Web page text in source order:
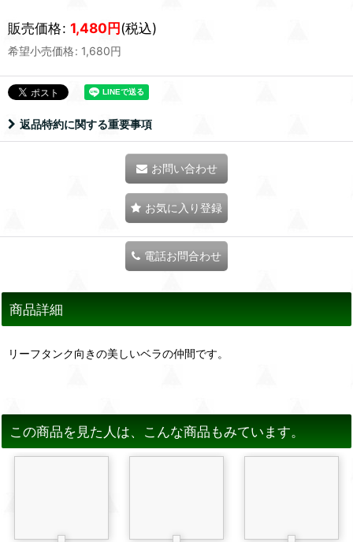
販売価格: 1,480円(税込)
希望小売価格: 1,680円
返品特約に関する重要事項
お問い合わせ
お気に入り登録
電話お問合わせ
商品詳細
リーフタンク向きの美しいベラの仲間です。
この商品を見た人は、こんな商品もみています。